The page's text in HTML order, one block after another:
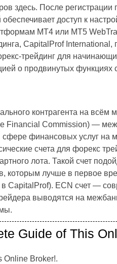
здесь. После регистрации
доступ к
MT4 или MT5
CapitalProf International,
трейдинг для
о продвинутых функциях
контрагента на всём
Financial Commission) —
сфере финансовых услуг на
счета для форекс
лота. Такой счет
которым лучше в первое
в CapitalProf). ECN счет —
выводятся на
Guide of This
Online Broker!.